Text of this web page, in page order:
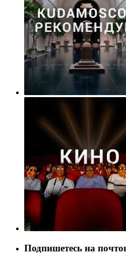
Подпишетесь на